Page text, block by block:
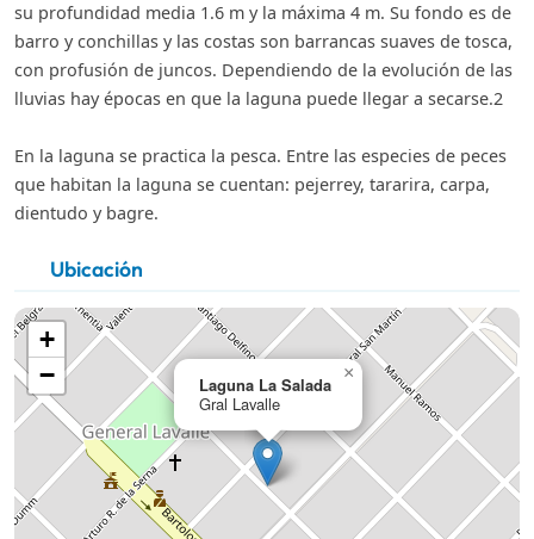
su profundidad media 1.6 m y la máxima 4 m. Su fondo es de
barro y conchillas y las costas son barrancas suaves de tosca,
con profusión de juncos. Dependiendo de la evolución de las
lluvias hay épocas en que la laguna puede llegar a secarse.2​
En la laguna se practica la pesca. Entre las especies de peces
que habitan la laguna se cuentan: pejerrey, tararira, carpa,
dientudo y bagre.
Ubicación
Laguna La Salada
Gral Lavalle
×
+
−